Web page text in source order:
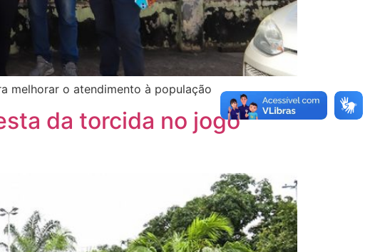
melhorar o atendimento à população
da torcida no jogo